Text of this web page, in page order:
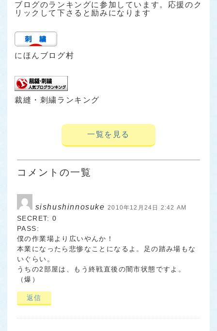
ブログのランキングに参加しています。応援のク
リックして下さると励みになります
にほんブログ村
裁縫・刺繍ランキング
一覧を見る
コメントの一覧
sishushinnosuke 2010年12月24日 2:42 AM
SECRET: 0
PASS:
僕の作業場より広いやんか！
本業になったら悲惨なことになるよ。足の踏み場もな
いぐらい。
うちの2部屋は、もう終戦直後の闇市状態ですよ。
（爆）
返信